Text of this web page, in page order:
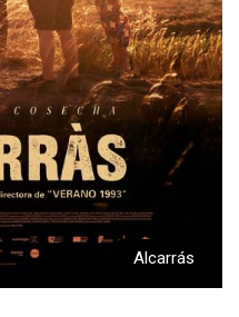
Alcarrás